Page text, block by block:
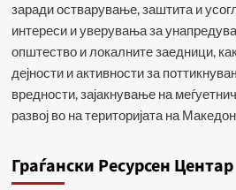
заради остварување, заштита и
интереси и уверувања за
општество и локалните заедници,
дејности и активности за
вредности, зајакнување на
развој во на територијата на
Граѓански Ресурсен Центар